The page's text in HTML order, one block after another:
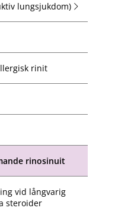
lungsjukdom)
rinit
rinosinuit
vid långvarig
steroider